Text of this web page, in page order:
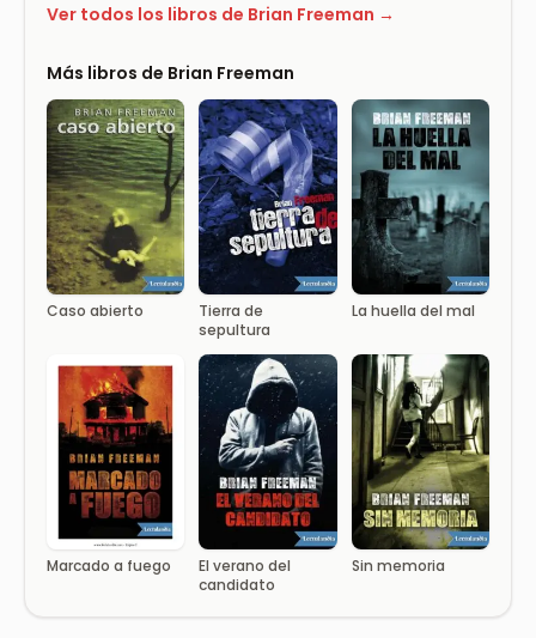
Ver todos los libros de Brian Freeman →
Más libros de Brian Freeman
Caso abierto
Tierra de
sepultura
La huella del mal
Marcado a fuego
El verano del
candidato
Sin memoria